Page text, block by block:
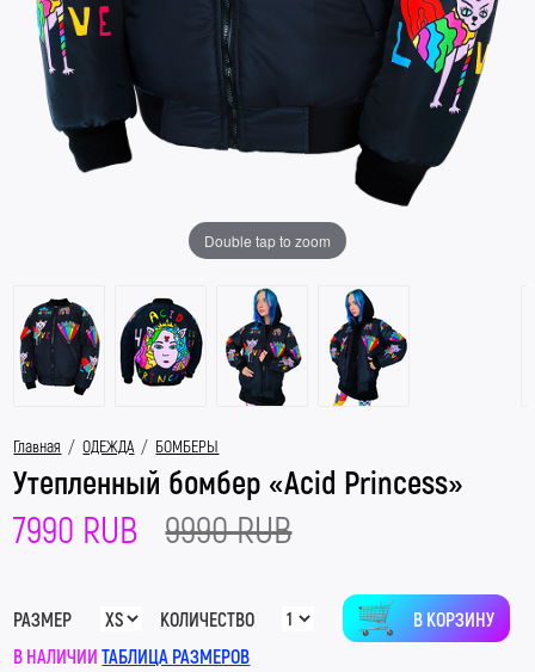
Double tap to zoom
Главная / ОДЕЖДА / БОМБЕРЫ
Утепленный бомбер «Acid Princess»
7990 RUB 9990 RUB
РАЗМЕР КОЛИЧЕСТВО
В КОРЗИНУ
В НАЛИЧИИ ТАБЛИЦА РАЗМЕРОВ